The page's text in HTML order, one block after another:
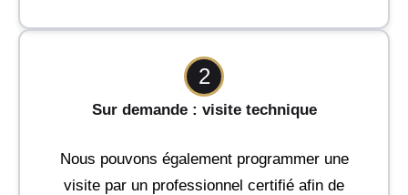
2
Sur demande : visite technique
Nous pouvons également programmer une
visite par un professionnel certifié afin de